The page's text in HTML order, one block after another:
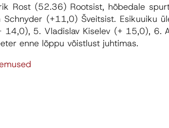
Rost (52.36) Rootsist, hõbedale
Schnyder (+11,0) Šveitsist. Esikuuiku
14,0), 5. Vladislav Kiselev (+ 15,0), 6.
enne lõppu võistlust juhtimas.